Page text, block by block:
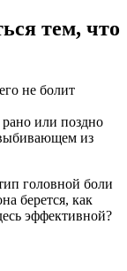
тем, что
не болит
или поздно
из
головной боли
берется, как
эффективной?